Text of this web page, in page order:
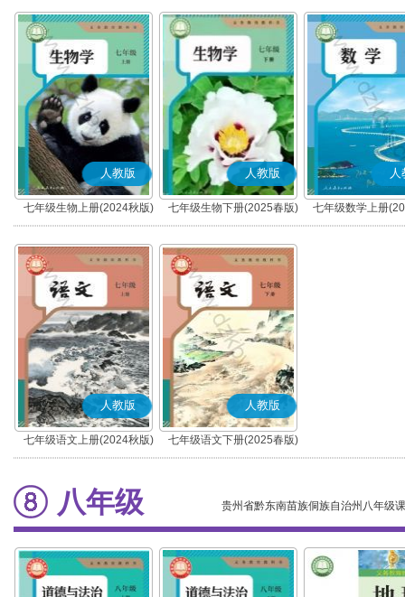
人教版
七年级生物上册(2024秋版)
人教版
七年级生物下册(2025春版)
人
七年级数学上册
人教版
七年级语文上册(2024秋版)
(部编版)
人教版
七年级语文下册(2025春版)
(部编版)
八年级 贵州省黔东南苗族侗族自治州八年级